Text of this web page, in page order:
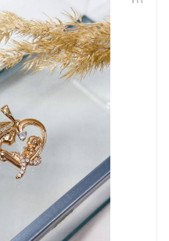
файлах